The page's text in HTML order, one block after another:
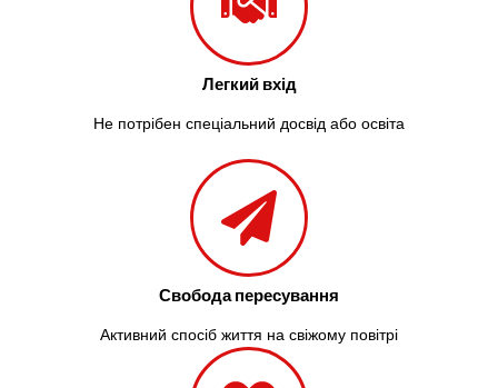
Легкий вхід
Не потрібен спеціальний досвід або освіта
Свобода пересування
Активний спосіб життя на свіжому повітрі